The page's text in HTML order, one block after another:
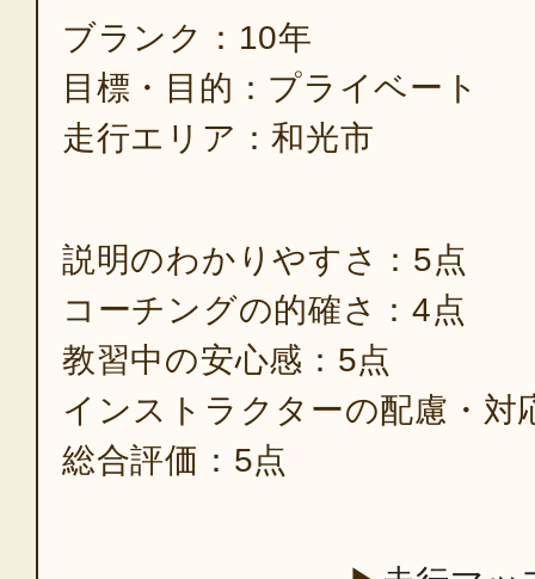
ブランク：10年
目標・目的：プライベート
走行エリア：和光市
説明のわかりやすさ：5点
コーチングの的確さ：4点
教習中の安心感：5点
インストラクターの配慮・対
総合評価：5点